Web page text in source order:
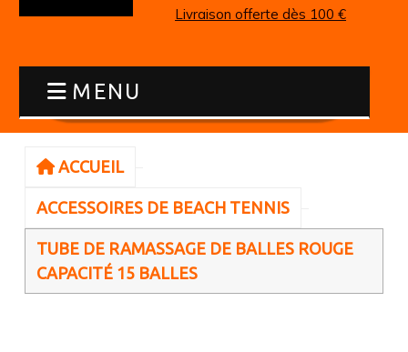
Livraison offerte dès 100 €
MENU
ACCUEIL
ACCESSOIRES DE BEACH TENNIS
TUBE DE RAMASSAGE DE BALLES ROUGE
CAPACITÉ 15 BALLES